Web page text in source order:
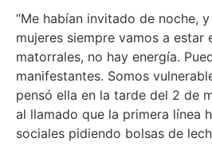
“Me habían invitado de noche,
mujeres siempre vamos a estar
matorrales, no hay energía.
manifestantes. Somos
pensó ella en la tarde del 2 de
al llamado que la primera línea
sociales pidiendo bolsas de